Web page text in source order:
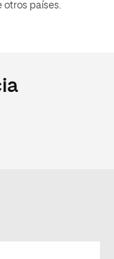
otros países.